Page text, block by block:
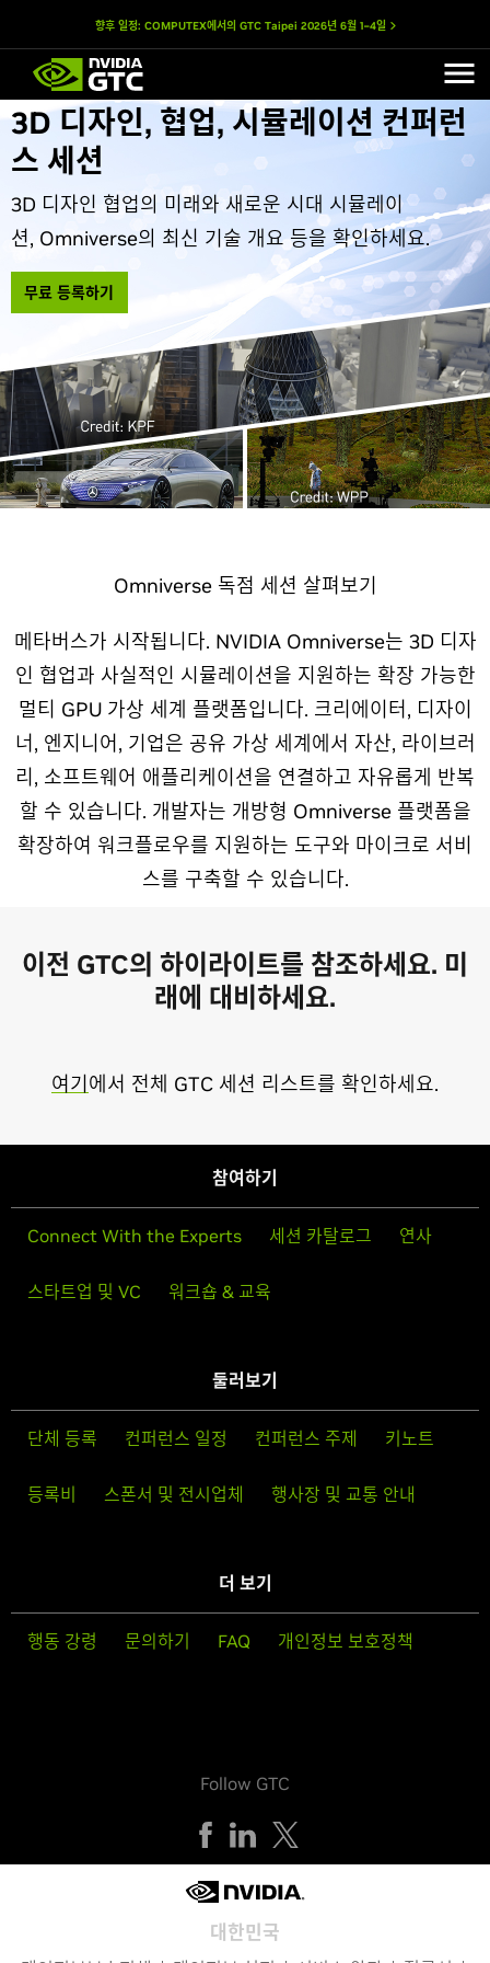
향후 일정: COMPUTEX에서의 GTC Taipei 2026년 6월 1–4일
3D 디자인, 협업, 시뮬레이션 컨퍼런
스 세션
3D 디자인 협업의 미래와 새로운 시대 시뮬레이
션, Omniverse의 최신 기술 개요 등을 확인하세요.
무료 등록하기
Omniverse 독점 세션 살펴보기
메타버스가 시작됩니다. NVIDIA Omniverse는 3D 디자
인 협업과 사실적인 시뮬레이션을 지원하는 확장 가능한
멀티 GPU 가상 세계 플랫폼입니다. 크리에이터, 디자이
너, 엔지니어, 기업은 공유 가상 세계에서 자산, 라이브러
리, 소프트웨어 애플리케이션을 연결하고 자유롭게 반복
할 수 있습니다. 개발자는 개방형 Omniverse 플랫폼을
확장하여 워크플로우를 지원하는 도구와 마이크로 서비
스를 구축할 수 있습니다.
이전 GTC의 하이라이트를 참조하세요. 미
래에 대비하세요.
여기 에서 전체 GTC 세션 리스트를 확인하세요.
참여하기
Connect With the Experts 세션 카탈로그 연사
스타트업 및 VC 워크숍 & 교육
둘러보기
단체 등록 컨퍼런스 일정 컨퍼런스 주제 키노트
등록비 스폰서 및 전시업체 행사장 및 교통 안내
더 보기
행동 강령 문의하기 FAQ 개인정보 보호정책
Follow GTC
대한민국